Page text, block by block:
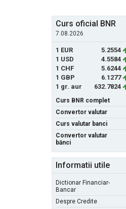
Curs oficial BNR
7.08.2026
1 EUR
5.2554
1 USD
4.5584
1 CHF
5.6244
1 GBP
6.1277
1 gr. aur
632.7824
Curs BNR complet
Convertor valutar
Curs valutar banci
Convertor valutar
bănci
Informatii utile
Dictionar Financiar-
Bancar
Despre Credite